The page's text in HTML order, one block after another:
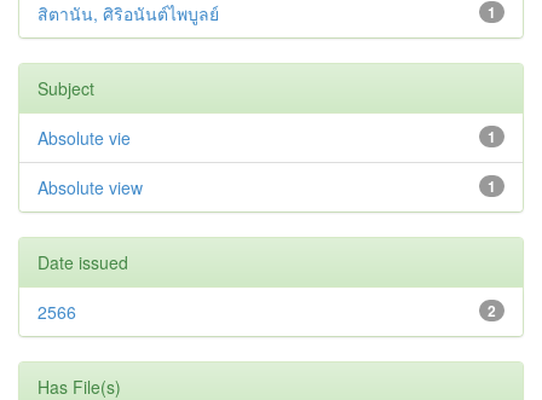
1
สิตานัน, ศิริอนันต์ไพบูลย์
Subject
1
Absolute vie
1
Absolute view
Date issued
2
2566
Has File(s)